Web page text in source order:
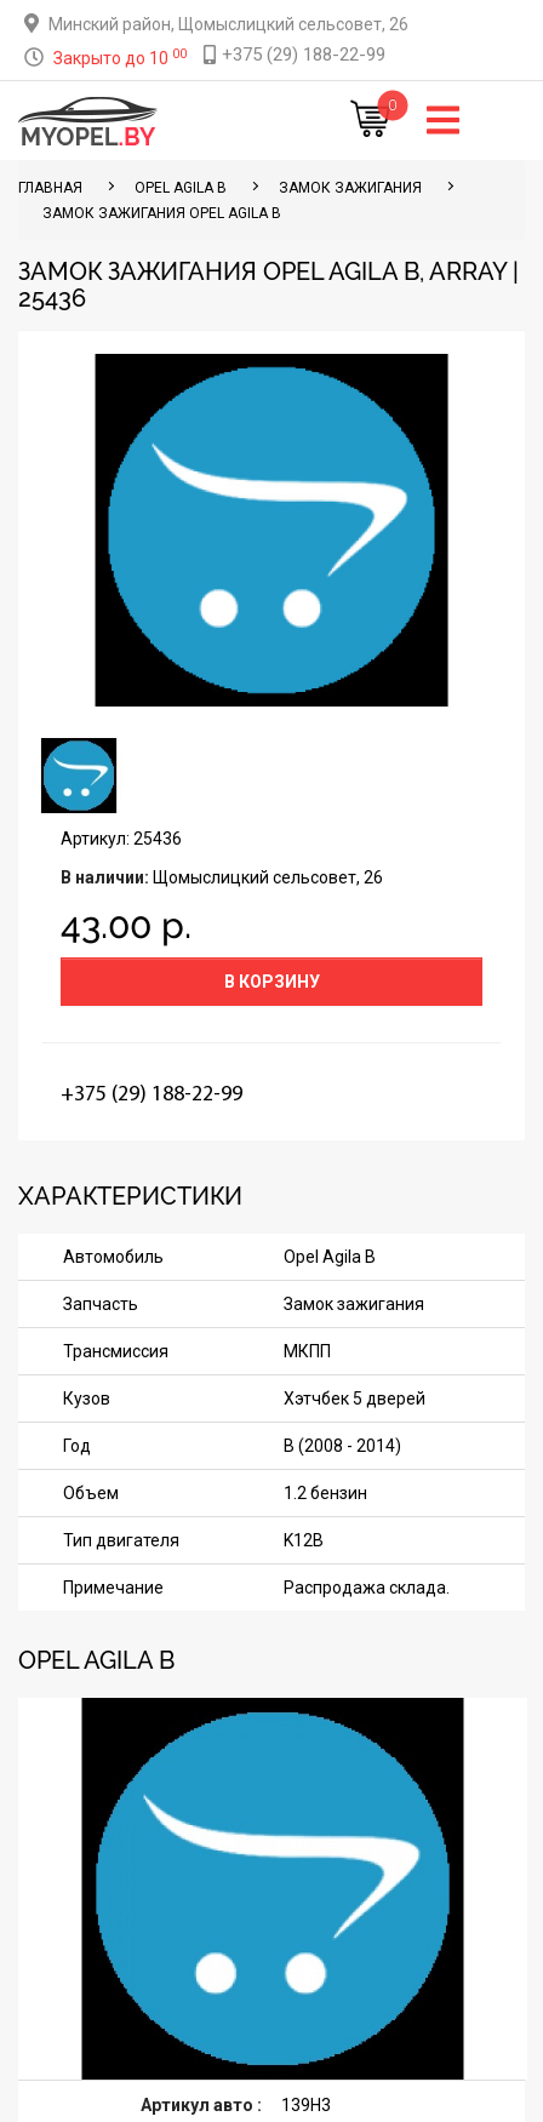
Минский район, Щомыслицкий сельсовет, 26
Закрыто до 10 00 +375 (29) 188-22-99
0
ГЛАВНАЯ OPEL AGILA B
ЗАМОК ЗАЖИГАНИЯ
ЗАМОК ЗАЖИГАНИЯ OPEL AGILA B
ЗАМОК ЗАЖИГАНИЯ OPEL AGILA B, ARRAY |
25436
Артикул: 25436
В наличии: Щомыслицкий сельсовет, 26
43.00 р.
В КОРЗИНУ
+375 (29) 188-22-99
ХАРАКТЕРИСТИКИ
Автомобиль Opel Agila B
Запчасть Замок зажигания
Трансмиссия МКПП
Кузов Хэтчбек 5 дверей
Год B (2008 - 2014)
Объем 1.2 бензин
Тип двигателя K12B
Примечание Распродажа склада.
OPEL AGILA B
Артикул авто : 139H3